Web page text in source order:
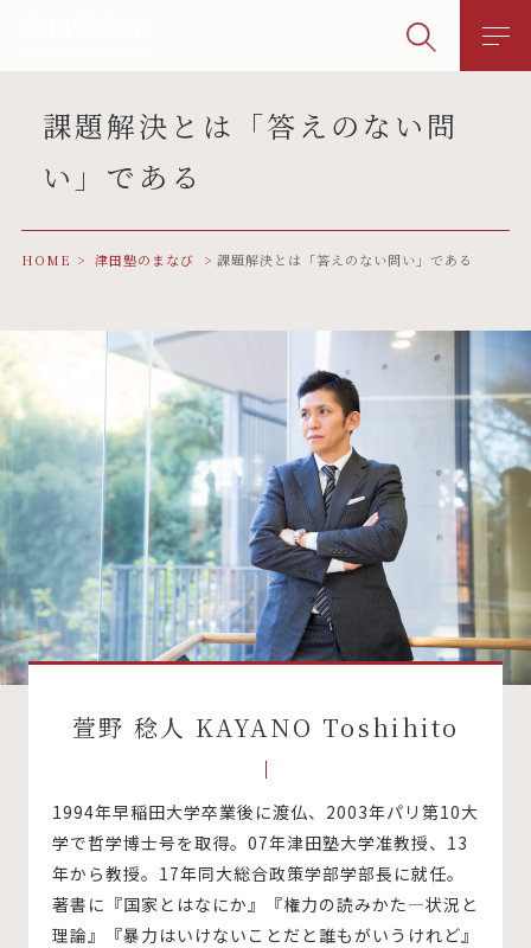
課題解決とは「答えのない問
い」である
HOME 津田塾のまなび 課題解決とは「答えのない問い」である
萱野 稔人 KAYANO Toshihito
1994年早稲田大学卒業後に渡仏、2003年パリ第10大
学で哲学博士号を取得。07年津田塾大学准教授、13
年から教授。17年同大総合政策学部学部長に就任。
著書に『国家とはなにか』『権力の読みかた—状況と
理論』『暴力はいけないことだと誰もがいうけれど』